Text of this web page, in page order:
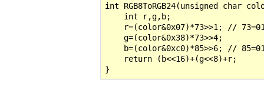
int RGB8ToRGB24(unsigned char
    int r,g,b;
r=(color&0x07)*73>>1; //
    g=(color&0x38)*73>>4;
b=(color&0xc0)*85>>6; //
    return (b<<16)+(g<<8)+r;
}